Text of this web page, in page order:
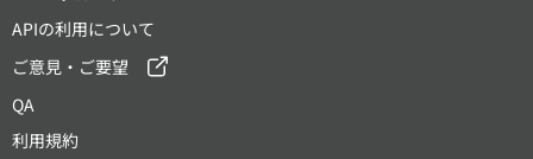
APIの利用について
ご意見・ご要望
QA
利用規約